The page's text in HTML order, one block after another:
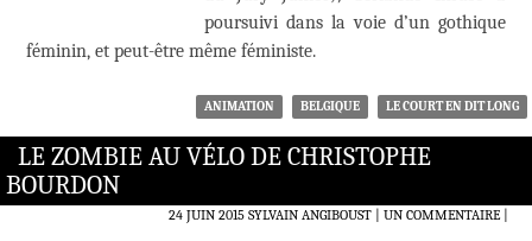
poursuivi dans la voie d’un gothique
féminin, et peut-être même féministe.
ANIMATION BELGIQUE LE COURT EN DIT LONG
LE ZOMBIE AU VÉLO DE CHRISTOPHE
BOURDON
24 JUIN 2015 SYLVAIN ANGIBOUST UN COMMENTAIRE|